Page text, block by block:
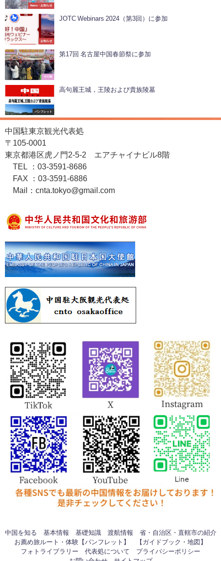
News・お知らせ
お知らせ
JOTC Webinars 2024（第3回）に参加
その他
第17回 名古屋中国春節祭に参加
パンフレット
高句麗王城，王陵および貴族陵墓
中国駐東京観光代表処
〒105-0001
東京都港区虎ノ門2-5-2 エアチャイナビル8階
TEL ：03-3591-8686
FAX ：03-3591-6886
Mail：cnta.tokyo@gmail.com
中国を知る 基本情報 基礎知識 渡航情報
省・自治区・直轄市の紹介
お薦め旅ルート・体験【パンフレット】
【ガイドブック・地図】
フォトライブラリー
代表処について
プライバシーポリシー